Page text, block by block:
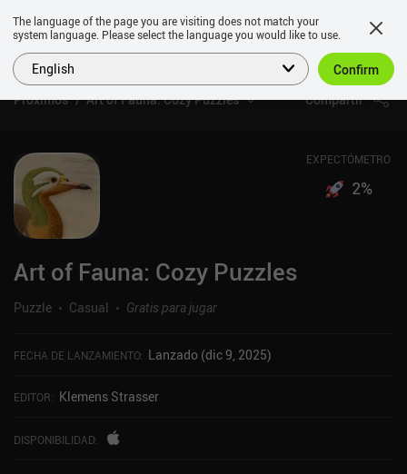
Próximos Art of Fauna: Cozy Puzzles Compartir
Art of Fauna: Cozy Puzzles
Puzzle Casual Gratis para jugar
FECHA DE LANZAMIENTO: Lanzado (dic 9, 2025)
EDITOR: Klemens Strasser
DISPONIBILIDAD:
EXPECTÓMETRO
2%
The language of the page you are visiting does not match your
system language. Please select the language you would like to use.
English Confirm